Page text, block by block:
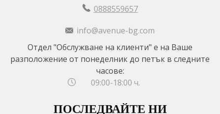
0888559657
info@avenue-bg.com
Отдел "Обслужване на клиенти" е на Ваше
разположение от понеделник до петък в следните
часове:
09:00-18:00 ч.
ПОСЛЕДВАЙТЕ НИ